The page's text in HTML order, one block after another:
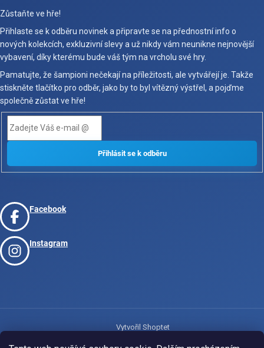
Zůstaňte ve hře!
Přihlaste se k odběru novinek a připravte se na přednostní info o
nových kolekcích, exkluzivní slevy a už nikdy vám neunikne nejnovější
vybavení, díky kterému bude váš tým na vrcholu své hry.
Pamatujte, že šampioni nečekají na příležitosti, ale vytvářejí je. Takže
stiskněte tlačítko pro odběr, jako by to byl vítězný výstřel, a pojďme
společně zůstat ve hře!
Facebook
Instagram
Vytvořil Shoptet